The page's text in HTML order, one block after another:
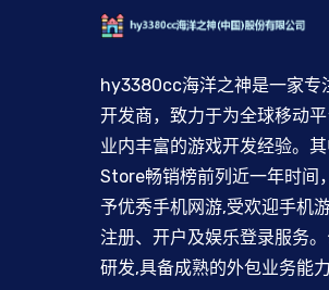
hy3380cc海洋之神是一家专
开发商，致力于为全球移动
业内丰富的游戏开发经验。
Store畅销榜前列近一年时间
予优秀手机网游,受欢迎手机
注册、开户及娱乐登录服务
研发,具备成熟的外包业务能力